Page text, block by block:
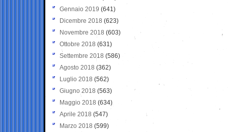
Gennaio 2019 (641)
Dicembre 2018 (623)
Novembre 2018 (603)
Ottobre 2018 (631)
Settembre 2018 (586)
Agosto 2018 (362)
Luglio 2018 (562)
Giugno 2018 (563)
Maggio 2018 (634)
Aprile 2018 (547)
Marzo 2018 (599)